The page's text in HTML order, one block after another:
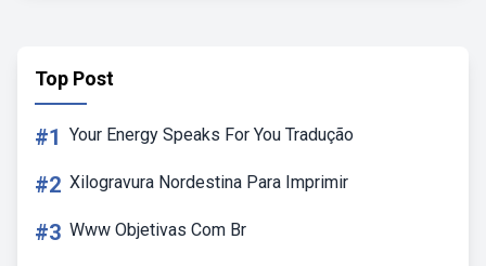
Top Post
#1 Your Energy Speaks For You Tradução
#2 Xilogravura Nordestina Para Imprimir
#3 Www Objetivas Com Br